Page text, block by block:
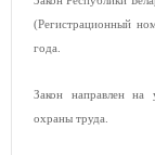
(Регистрационный
года.
Закон направлен на
охраны труда.